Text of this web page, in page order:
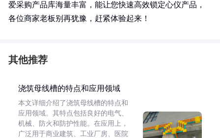
爱采购产品库海量丰富，能让您快速高效锁定心仪产品，
各位商家老板别再犹豫，赶紧体验起来！
其他推荐
浇筑母线槽的特点和应用领域
本文详细介绍了浇筑母线槽的特点和
应用领域。其特点包括良好的电气、
机械、防火和防护性能。在应用上，
广泛用于商业建筑、工业厂房、医院